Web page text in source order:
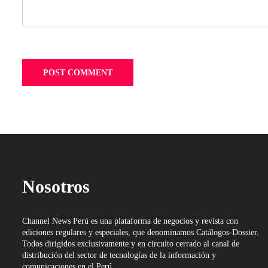
Nosotros
Channel News Perú es una plataforma de negocios y revista con
ediciones regulares y especiales, que denominamos Catálogos-Dossier.
Todos dirigidos exclusivamente y en circuito cerrado al canal de
distribución del sector de tecnologías de la información y